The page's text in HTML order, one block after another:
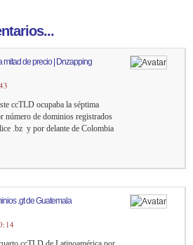
mitad de precio | Dnzapping
ccTLD ocupaba la séptima
número de dominios registrados
.bz y por delante de Colombia
.gt de Guatemala